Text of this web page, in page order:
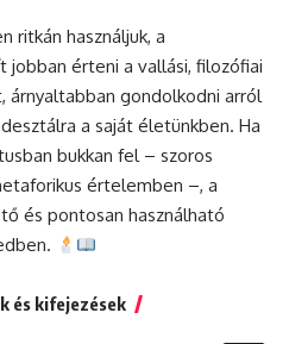
ritkán használjuk, a
érteni a vallási, filozófiai
árnyaltabban gondolkodni arról
a saját életünkben. Ha
bukkan fel – szoros
értelemben –, a
és pontosan használható
és kifejezések